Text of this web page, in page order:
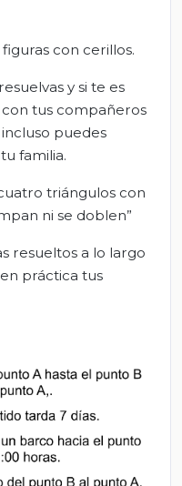
con cerillos.
y si te es
tus compañeros
puedes
familia.
triángulos con
ni se doblen”
resueltos a lo largo
práctica tus